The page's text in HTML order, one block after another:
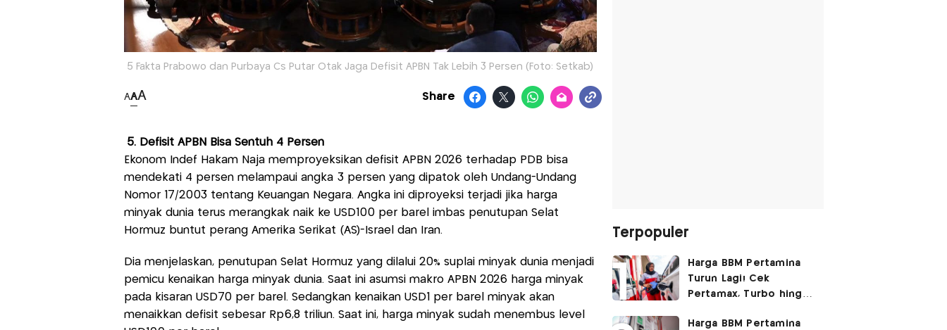
5 Fakta Prabowo dan Purbaya Cs Putar Otak Jaga Defisit APBN Tak Lebih 3 Persen (Foto: Setkab)
AAA Share
5. Defisit APBN Bisa Sentuh 4 Persen
Ekonom Indef Hakam Naja memproyeksikan defisit APBN 2026 terhadap PDB bisa
mendekati 4 persen melampaui angka 3 persen yang dipatok oleh Undang-Undang
Nomor 17/2003 tentang Keuangan Negara. Angka ini diproyeksi terjadi jika harga
minyak dunia terus merangkak naik ke USD100 per barel imbas penutupan Selat
Hormuz buntut perang Amerika Serikat (AS)-Israel dan Iran.
Dia menjelaskan, penutupan Selat Hormuz yang dilalui 20% suplai minyak dunia menjadi
pemicu kenaikan harga minyak dunia. Saat ini asumsi makro APBN 2026 harga minyak
pada kisaran USD70 per barel. Sedangkan kenaikan USD1 per barel minyak akan
menaikkan defisit sebesar Rp6,8 triliun. Saat ini, harga minyak sudah menembus level
Terpopuler
Harga BBM Pertamina
Turun Lagi! Cek
Pertamax, Turbo hingga
Agustus 2026
Harga BBM Pertamina